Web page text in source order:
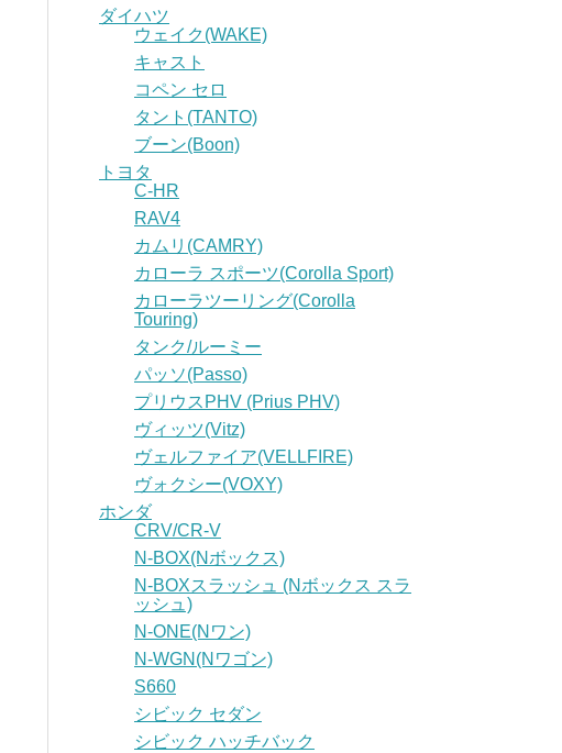
ダイハツ
ウェイク(WAKE)
キャスト
コペン セロ
タント(TANTO)
ブーン(Boon)
トヨタ
C-HR
RAV4
カムリ(CAMRY)
カローラ スポーツ(Corolla Sport)
カローラツーリング(Corolla
Touring)
タンク/ルーミー
パッソ(Passo)
プリウスPHV (Prius PHV)
ヴィッツ(Vitz)
ヴェルファイア(VELLFIRE)
ヴォクシー(VOXY)
ホンダ
CRV/CR-V
N-BOX(Nボックス)
N-BOXスラッシュ (Nボックス スラ
ッシュ)
N-ONE(Nワン)
N-WGN(Nワゴン)
S660
シビック セダン
シビック ハッチバック